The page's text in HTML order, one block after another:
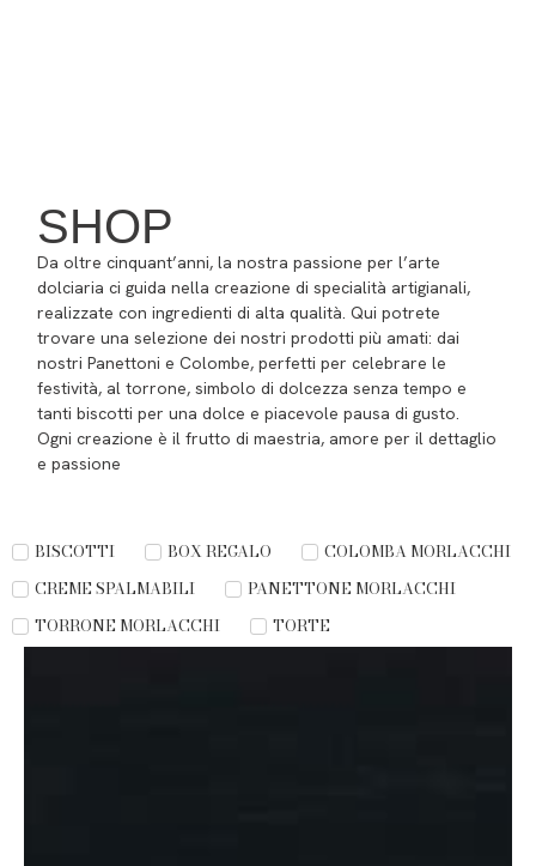
SHOP
Da oltre cinquant’anni, la nostra passione per l’arte
dolciaria ci guida nella creazione di specialità artigianali,
realizzate con ingredienti di alta qualità. Qui potrete
trovare una selezione dei nostri prodotti più amati: dai
nostri Panettoni e Colombe, perfetti per celebrare le
festività, al torrone, simbolo di dolcezza senza tempo e
tanti biscotti per una dolce e piacevole pausa di gusto.
Ogni creazione è il frutto di maestria, amore per il dettaglio
e passione
BISCOTTI BOX REGALO
COLOMBA MORLACCHI
CREME SPALMABILI
PANETTONE MORLACCHI
TORRONE MORLACCHI
TORTE